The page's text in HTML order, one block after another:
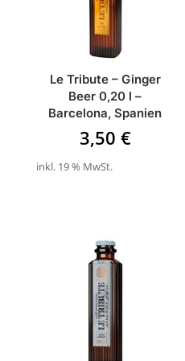
Le Tribute – Ginger
Beer 0,20 l –
Barcelona, Spanien
3,50 €
inkl. 19 % MwSt.